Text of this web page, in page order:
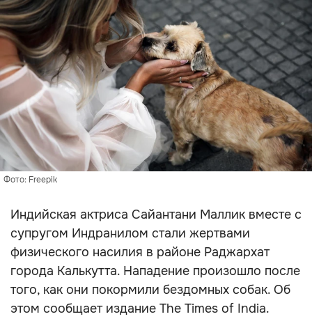
Фото: Freepik
Индийская актриса Сайантани Маллик вместе с
супругом Индранилом стали жертвами
физического насилия в районе Раджархат
города Калькутта. Нападение произошло после
того, как они покормили бездомных собак. Об
этом сообщает издание The Times of India.